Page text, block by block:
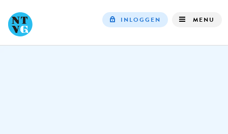
INLOGGEN MENU